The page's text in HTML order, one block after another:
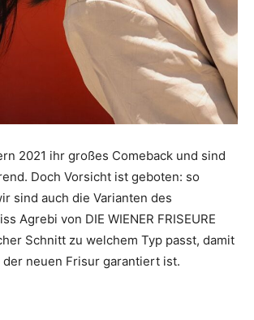
2021 ihr großes Comeback und sind
Doch Vorsicht ist geboten: so
sind auch die Varianten des
Agrebi von DIE WIENER FRISEURE
Schnitt zu welchem Typ passt, damit
der neuen Frisur garantiert ist.